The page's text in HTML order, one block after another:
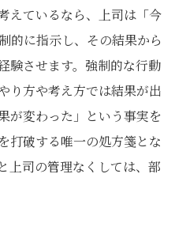
えているなら、上司は「今
的に指示し、その結果から
験させます。強制的な行動
り方や考え方では結果が出
が変わった」という事実を
打破する唯一の処方箋とな
上司の管理なくしては、部